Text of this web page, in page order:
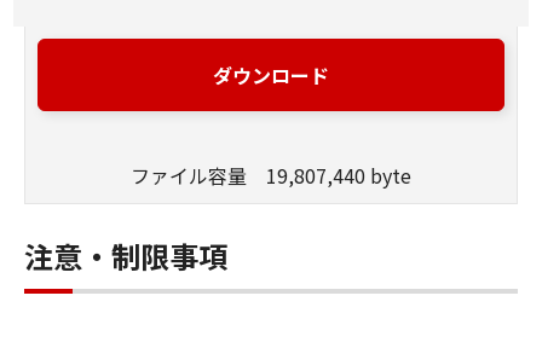
ンピューター（以下「指定機器」と言いま
す。）において、「本ソフトウェア」を使用
ること、アクセスすること、もしくは実行する
の非独占的権利をお客様に対して許諾します。
お客様は、また「指定機器」にネットワークを
通じて接続されたコンピューター上で、かかる
ダウンロード
ファイル容量 19,807,440 byte
注意・制限事項